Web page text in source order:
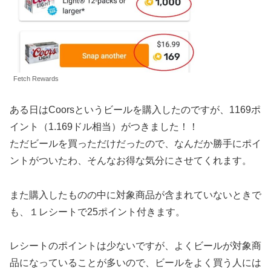
Fetch Rewards
ある日はCoorsというビールを購入したのですが、1169ポ
イント（1.169ドル相当）がつきました！！
ただビールを買っただけだったので、なんだか勝手にポイ
ントがついたわ、そんなお得な気分にさせてくれます。
また購入したものの中に対象商品が含まれていないときで
も、１レシートで25ポイント付きます。
レシートのポイントは少ないですが、よくビールが対象商
品になっていることが多いので、ビールをよく買う人には